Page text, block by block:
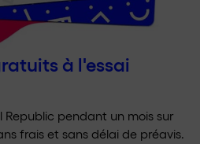
à l'essai
Republic pendant un mois sur
frais et sans délai de préavis.